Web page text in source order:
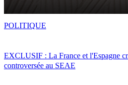
EXCLUSIF : La France et l'Espagne
controversée au SEAE
POLITIQUE